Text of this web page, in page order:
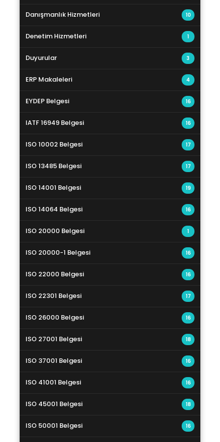
Danışmanlık Hizmetleri 10
Denetim Hizmetleri 1
Duyurular 3
ERP Makaleleri 4
EYDEP Belgesi 16
IATF 16949 Belgesi 16
ISO 10002 Belgesi 17
ISO 13485 Belgesi 17
ISO 14001 Belgesi 19
ISO 14064 Belgesi 16
ISO 20000 Belgesi 1
ISO 20000-1 Belgesi 16
ISO 22000 Belgesi 16
ISO 22301 Belgesi 17
ISO 26000 Belgesi 16
ISO 27001 Belgesi 18
ISO 37001 Belgesi 16
ISO 41001 Belgesi 16
ISO 45001 Belgesi 18
ISO 50001 Belgesi 16